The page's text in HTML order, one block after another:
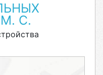
С.